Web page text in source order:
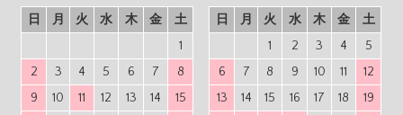
日
月 火 水 木 金
土
1
2
3 4 5 6 7
8
9
10 11 12 13 14
15
日
月 火 水 木 金
土
1
2 3 4
5
6
7 8 9 10 11
12
13
14 15 16 17 18
19